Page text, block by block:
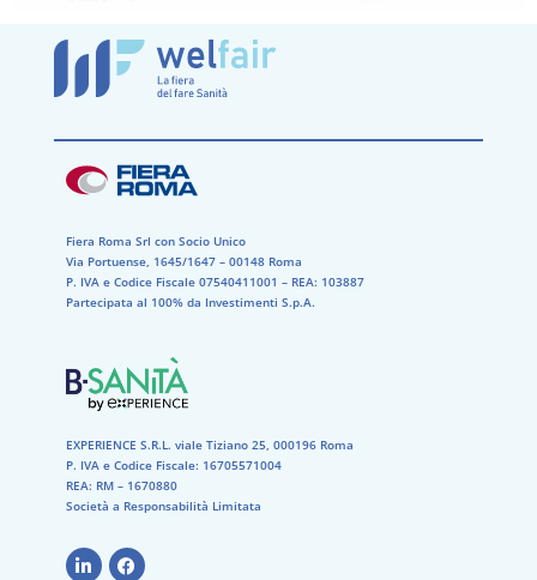
Fiera Roma Srl con Socio Unico
Via Portuense, 1645/1647 – 00148 Roma
P. IVA e Codice Fiscale 07540411001​ – REA: 103887​
Partecipata al 100% da Investimenti S.p.A.
EXPERIENCE S.R.L. viale Tiziano 25, 000196 Roma
P. IVA e Codice Fiscale: 16705571004
REA: RM – 1670880
Società a Responsabilità Limitata